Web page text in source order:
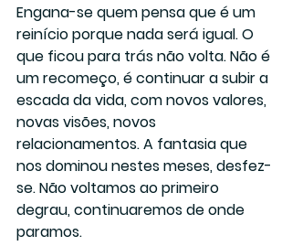
Engana-se quem pensa que é um
reinício porque nada será igual. O
que ficou para trás não volta. Não é
um recomeço, é continuar a subir a
escada da vida, com novos valores,
novas visões, novos
relacionamentos. A fantasia que
nos dominou nestes meses, desfez-
se. Não voltamos ao primeiro
degrau, continuaremos de onde
paramos.